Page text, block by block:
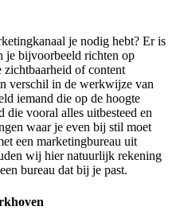
je nodig hebt? Er is
je bijvoorbeeld richten op
zichtbaarheid of content
verschil in de werkwijze van
iemand die op de hoogte
vooral alles uitbesteed en
waar je even bij stil moet
een marketingbureau uit
wij hier natuurlijk rekening
bureau dat bij je past.